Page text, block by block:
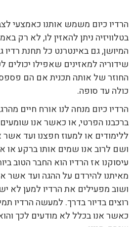
הרדיו כיום משמש אותנו כאמצעי
בטלוויזיה ניתן להאזין לו, לא רק
המיושן, גם באינטרנט כל תחנת רדיו
שידוריה למאזינים שאפילו
החוזר של אותה תכנית אם הם
כולה עד סופה.
הרדיו כיום מנחה לנו אורח חיים
ברכבנו הפרטי, או כאשר אנו
ללימודים או למעוז חפצנו ועד אשר
ושם לרוב אנו שמים אותו ברקע או
עיסוקנו אז הרדיו הוא החבר הטוב
מאיתנו להירדם על ההגה ועד אשר
ושוב מפעילים את הרדיו למען לא
רוצים בדיור בדרך. למעשה הרדיו
כאשר אנו בכלל לא מודעים לכך